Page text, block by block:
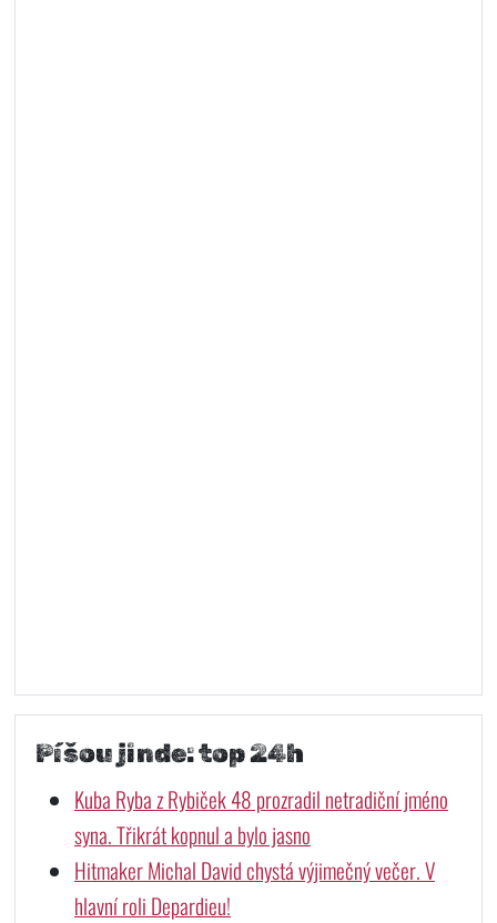
Píšou jinde: top 24h
Kuba Ryba z Rybiček 48 prozradil netradiční jméno
syna. Třikrát kopnul a bylo jasno
Hitmaker Michal David chystá výjimečný večer. V
hlavní roli Depardieu!